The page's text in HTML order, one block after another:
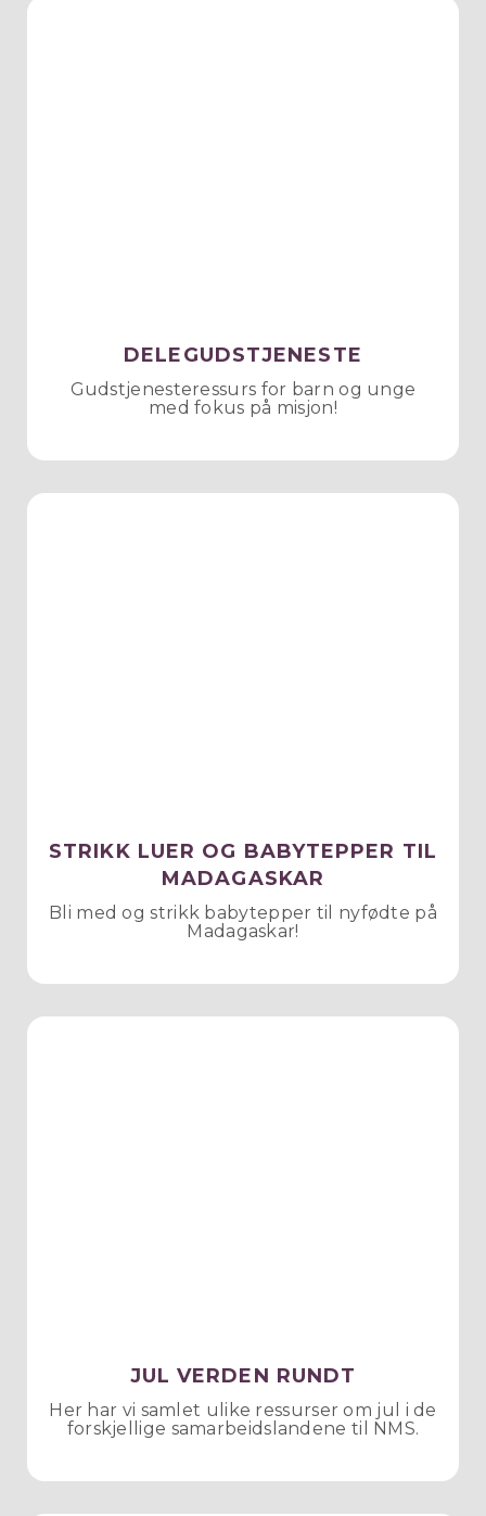
DELEGUDSTJENESTE
Gudstjenesteressurs for barn og unge
med fokus på misjon!
STRIKK LUER OG BABYTEPPER TIL
MADAGASKAR
Bli med og strikk babytepper til nyfødte på
Madagaskar!
JUL VERDEN RUNDT
Her har vi samlet ulike ressurser om jul i de
forskjellige samarbeidslandene til NMS.